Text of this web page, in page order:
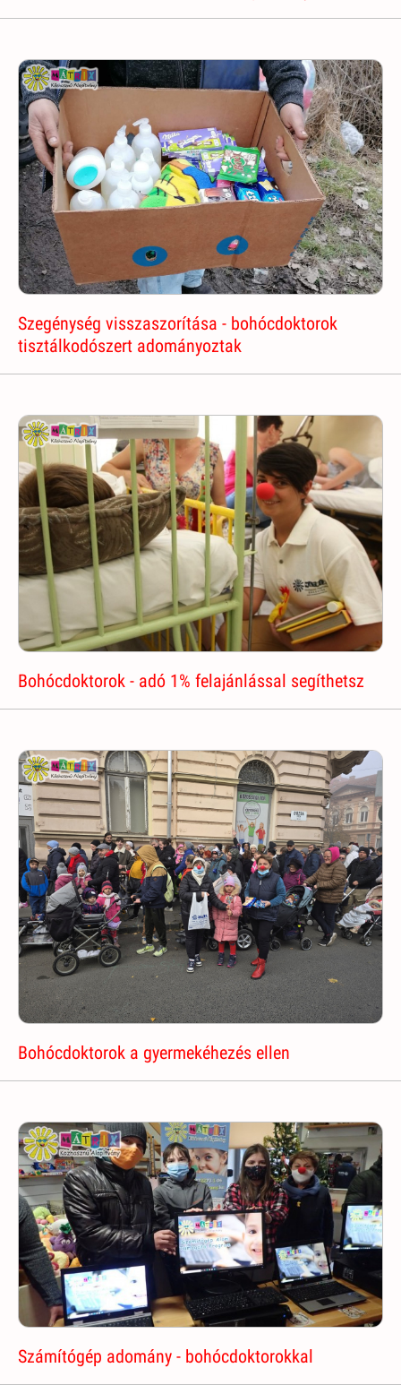
Szegénység visszaszorítása - bohócdoktorok
tisztálkodószert adományoztak
Bohócdoktorok - adó 1% felajánlással segíthetsz
Bohócdoktorok a gyermekéhezés ellen
Számítógép adomány - bohócdoktorokkal